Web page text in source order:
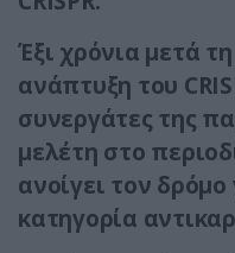
Έξι χρόνια μετά
ανάπτυξη του
συνεργάτες της
μελέτη στο
ανοίγει τον δρόμο
κατηγορία